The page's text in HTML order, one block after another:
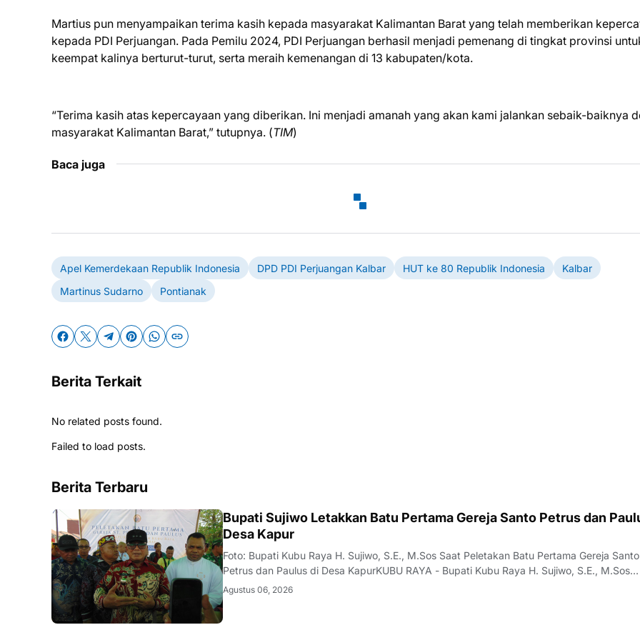
Martius pun menyampaikan terima kasih kepada masyarakat Kalimantan Barat yang telah memberikan
kepada PDI Perjuangan. Pada Pemilu 2024, PDI Perjuangan berhasil menjadi pemenang di tingkat provinsi
keempat kalinya berturut-turut, serta meraih kemenangan di 13 kabupaten/kota.
“Terima kasih atas kepercayaan yang diberikan. Ini menjadi amanah yang akan kami jalankan sebaik-baiknya
masyarakat Kalimantan Barat,” tutupnya. (TIM)
Baca juga
Apel Kemerdekaan Republik Indonesia DPD PDI Perjuangan Kalbar HUT ke 80 Republik Indonesia
Kalbar
Martinus Sudarno
Pontianak
Berita Terkait
No related posts found.
Failed to load posts.
Berita Terbaru
DAERAH
Bupati Sujiwo Letakkan Batu Pertama Gereja Santo Petrus dan
Desa Kapur
Foto: Bupati Kubu Raya H. Sujiwo, S.E., M.Sos Saat Peletakan Batu Pertama Gereja Santo
Petrus dan Paulus di Desa KapurKUBU RAYA - Bupati Kubu Raya H. Sujiwo, S.E., M.Sos
melakukan peletakan batu pertama pembangunan Gereja Katolik Santo Petrus dan
Agustus 06, 2026